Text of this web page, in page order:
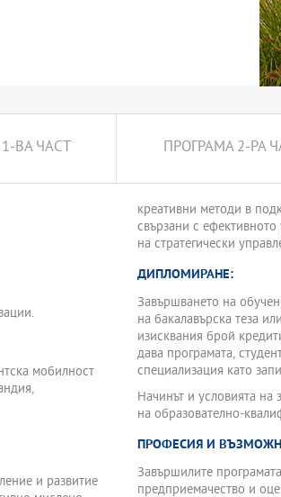
ВА ЧАСТ ПРОГРАМА 2-РА
мобилност
и развитие
креативни методи в
свързани с
на стратегически
ДИПЛОМИРАНЕ:
Завършването на
на бакалавърска теза
изисквания брой
дава програмата,
специализация като
Начинът и условията на
на образователно-
ПРОФЕСИЯ И
Завършилите
предприемачество и